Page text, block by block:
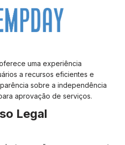
uma experiência
a recursos eficientes e
sobre a independência
aprovação de serviços.
Legal